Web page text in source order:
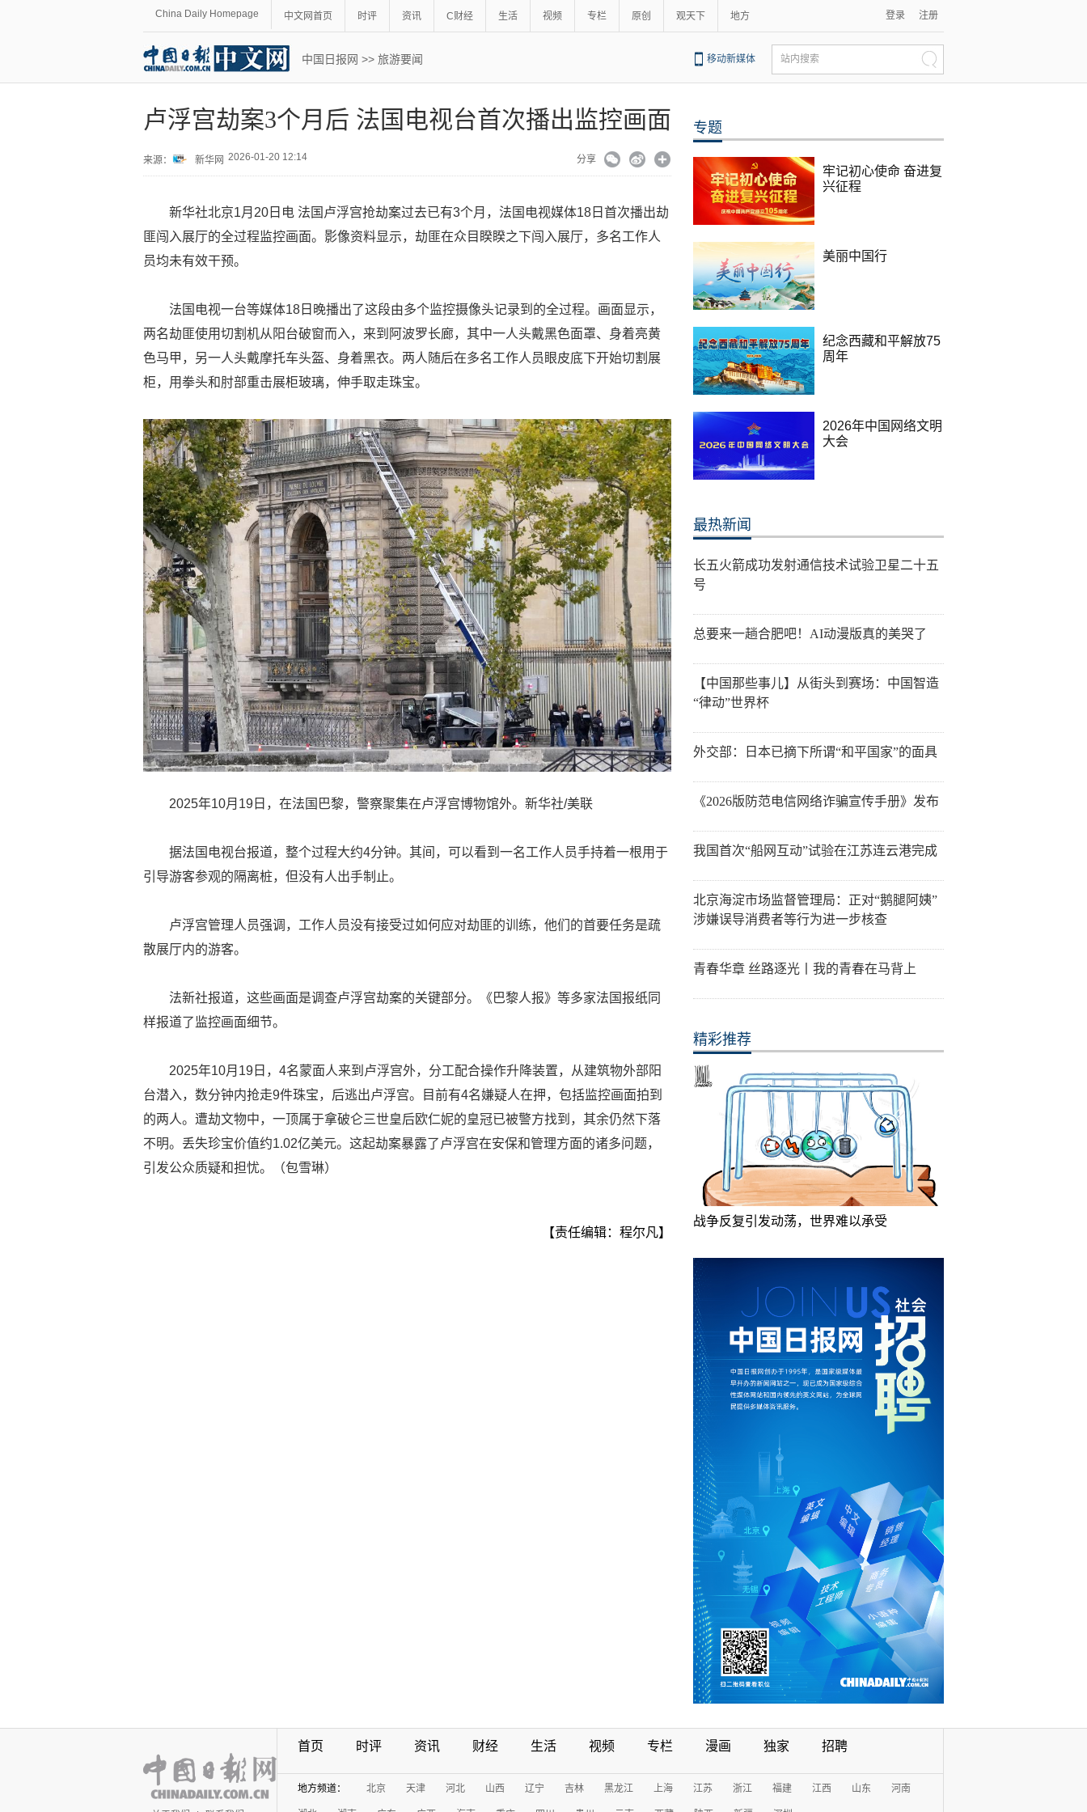
China Daily Homepage 中文网首页 时评 资讯 C财经 生活 视频 专栏 原创 观天下 地方 登录 注册
中国日报网 >> 旅游要闻 移动新媒体 站内搜索
卢浮宫劫案3个月后 法国电视台首次播出监控画面
来源： 新华网 2026-01-20 12:14 分享
新华社北京1月20日电 法国卢浮宫抢劫案过去已有3个月，法国电视媒体18日首次播出劫
匪闯入展厅的全过程监控画面。影像资料显示，劫匪在众目睽睽之下闯入展厅，多名工作人
员均未有效干预。
法国电视一台等媒体18日晚播出了这段由多个监控摄像头记录到的全过程。画面显示，
两名劫匪使用切割机从阳台破窗而入，来到阿波罗长廊，其中一人头戴黑色面罩、身着亮黄
色马甲，另一人头戴摩托车头盔、身着黑衣。两人随后在多名工作人员眼皮底下开始切割展
柜，用拳头和肘部重击展柜玻璃，伸手取走珠宝。
2025年10月19日，在法国巴黎，警察聚集在卢浮宫博物馆外。新华社/美联
据法国电视台报道，整个过程大约4分钟。其间，可以看到一名工作人员手持着一根用于
引导游客参观的隔离桩，但没有人出手制止。
卢浮宫管理人员强调，工作人员没有接受过如何应对劫匪的训练，他们的首要任务是疏
散展厅内的游客。
法新社报道，这些画面是调查卢浮宫劫案的关键部分。《巴黎人报》等多家法国报纸同
样报道了监控画面细节。
2025年10月19日，4名蒙面人来到卢浮宫外，分工配合操作升降装置，从建筑物外部阳
台潜入，数分钟内抢走9件珠宝，后逃出卢浮宫。目前有4名嫌疑人在押，包括监控画面拍到
的两人。遭劫文物中，一顶属于拿破仑三世皇后欧仁妮的皇冠已被警方找到，其余仍然下落
不明。丢失珍宝价值约1.02亿美元。这起劫案暴露了卢浮宫在安保和管理方面的诸多问题，
引发公众质疑和担忧。（包雪琳）
【责任编辑：程尔凡】
专题
牢记初心使命 奋进复
兴征程
美丽中国行
纪念西藏和平解放75
周年
2026年中国网络文明
大会
最热新闻
长五火箭成功发射通信技术试验卫星二十五
号
总要来一趟合肥吧！AI动漫版真的美哭了
【中国那些事儿】从街头到赛场：中国智造
“律动”世界杯
外交部：日本已摘下所谓“和平国家”的面具
《2026版防范电信网络诈骗宣传手册》发布
我国首次“船网互动”试验在江苏连云港完成
北京海淀市场监督管理局：正对“鹅腿阿姨”
涉嫌误导消费者等行为进一步核查
青春华章 丝路逐光丨我的青春在马背上
精彩推荐
战争反复引发动荡，世界难以承受
首页 时评 资讯 财经 生活 视频 专栏 漫画 独家 招聘
地方频道： 北京 天津 河北 山西 辽宁 吉林 黑龙江 上海 江苏 浙江 福建 江西 山东 河南